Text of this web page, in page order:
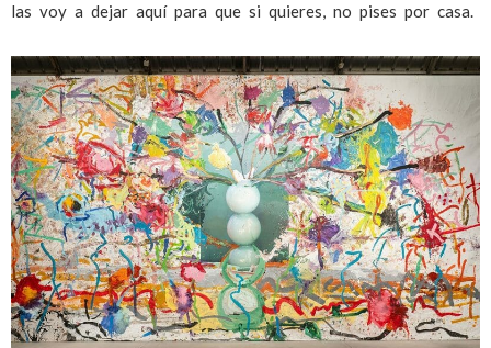
las voy a dejar aquí para que si quieres, no pises por casa.